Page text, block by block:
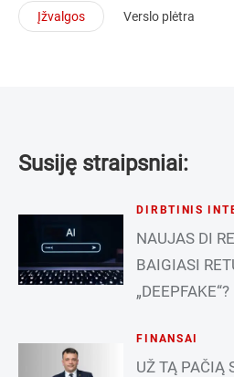
Įžvalgos Verslo plėtra
Susiję straipsniai:
DIRBTINIS
NAUJAS DI
BAIGIASI
„DEEPFAKE“?
FINANSAI
UŽ TĄ PAČIĄ